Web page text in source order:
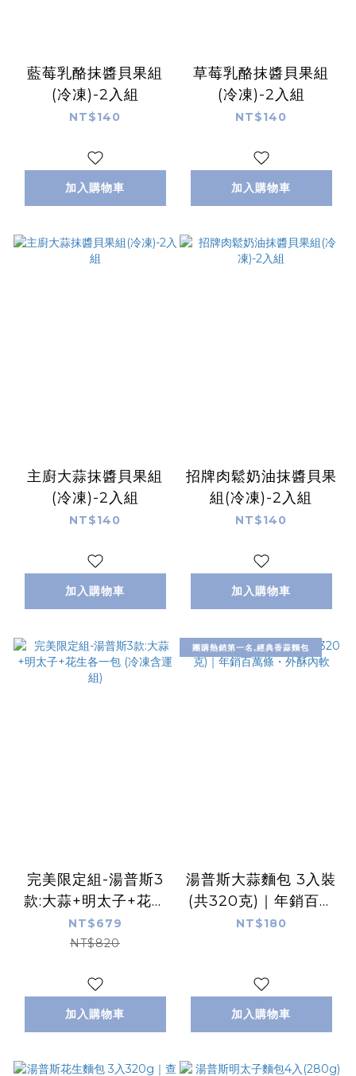
藍莓乳酪抹醬貝果組
(冷凍)-2入組
NT$140
加入購物車
草莓乳酪抹醬貝果組
(冷凍)-2入組
NT$140
加入購物車
主廚大蒜抹醬貝果組
(冷凍)-2入組
NT$140
加入購物車
招牌肉鬆奶油抹醬貝果
組(冷凍)-2入組
NT$140
加入購物車
完美限定組-湯普斯3
款:大蒜+明太子+花生
各一包 (冷凍含運組)
NT$679
NT$820
加入購物車
團購熱銷第一名,經典香蒜麵包
湯普斯大蒜麵包 3入裝
(共320克)｜年銷百萬
條・外酥內軟
NT$180
加入購物車